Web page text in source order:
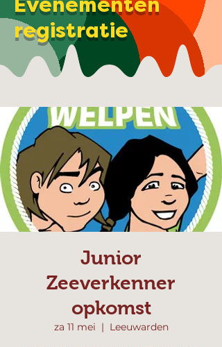
registratie
Junior
Zeeverkenner
opkomst
za 11 mei
  |
Leeuwarden